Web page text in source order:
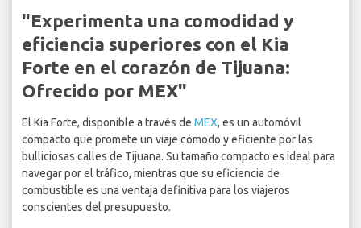
"Experimenta una comodidad y
eficiencia superiores con el Kia
Forte en el corazón de Tijuana:
Ofrecido por MEX"
El Kia Forte, disponible a través de MEX, es un automóvil
compacto que promete un viaje cómodo y eficiente por las
bulliciosas calles de Tijuana. Su tamaño compacto es ideal para
navegar por el tráfico, mientras que su eficiencia de
combustible es una ventaja definitiva para los viajeros
conscientes del presupuesto.